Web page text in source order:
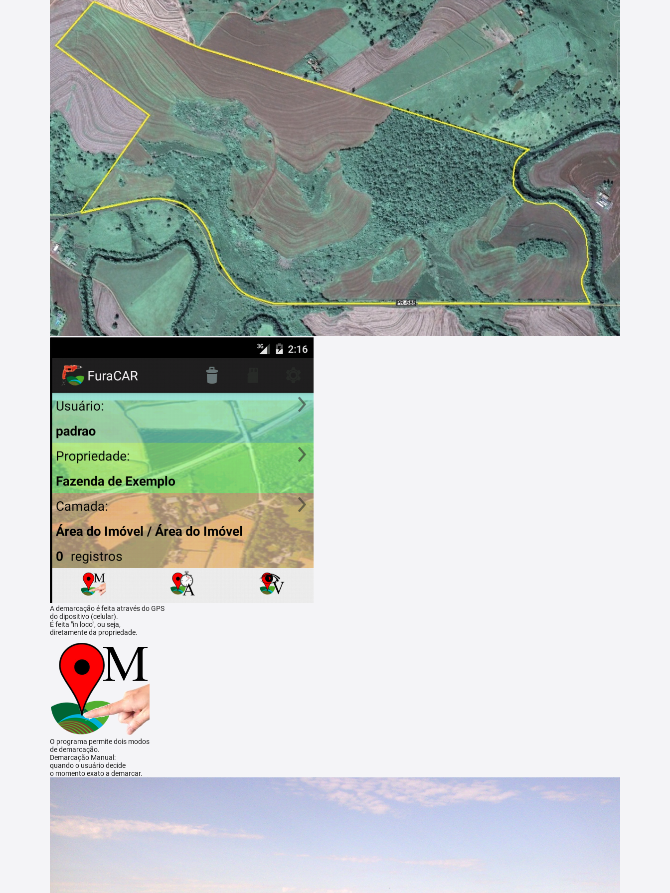
A demarcação é feita através do GPS
do dipositivo (celular).
É feita "in loco", ou seja,
diretamente da propriedade.
O programa permite dois modos
de demarcação.
Demarcação Manual:
quando o usuário decide
o momento exato a demarcar.